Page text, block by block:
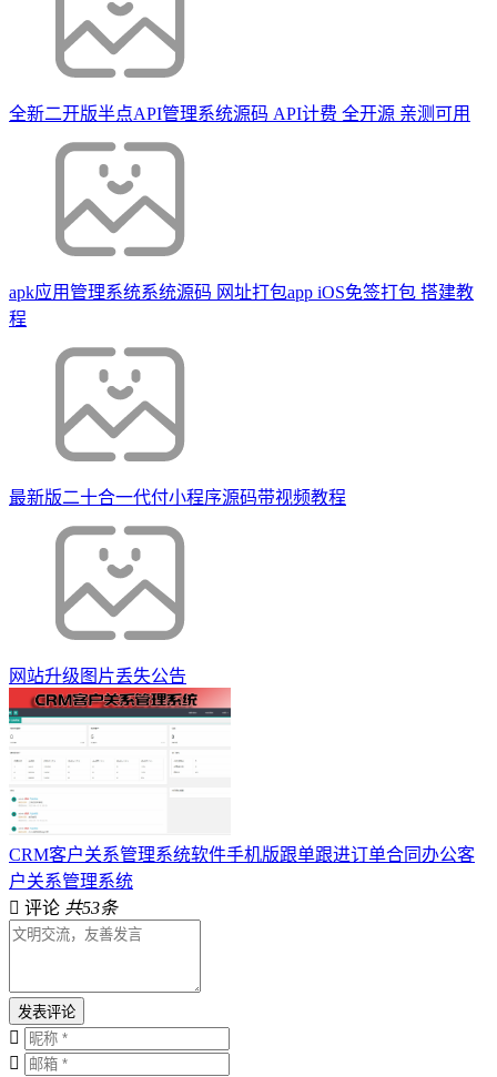
全新二开版半点API管理系统源码 API计费 全开源 亲测可用
apk应用管理系统系统源码 网址打包app iOS免签打包 搭建教
程
最新版二十合一代付小程序源码带视频教程
网站升级图片丢失公告
CRM客户关系管理系统软件手机版跟单跟进订单合同办公客
户关系管理系统
评论 共53条
发表评论